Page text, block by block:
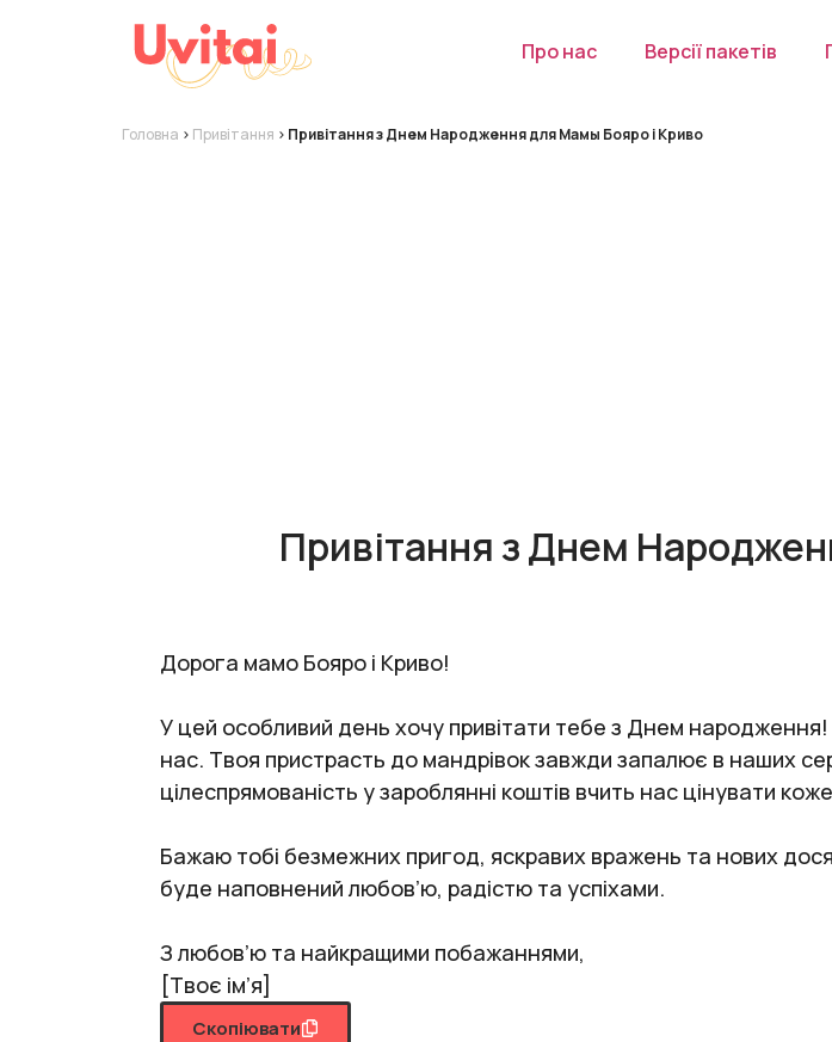
Про нас Версії пакетів
Головна > Привітання > Привітання з Днем Народження для Мамы Бояро і Криво
Привітання з Днем
Дорога мамо Бояро і Криво!
У цей особливий день хочу привітати тебе з Днем
нас. Твоя пристрасть до мандрівок завжди запалює в наших
цілеспрямованість у зароблянні коштів вчить нас цінувати
Бажаю тобі безмежних пригод, яскравих вражень та нових
буде наповнений любов’ю, радістю та успіхами.
З любов’ю та найкращими побажаннями,
[Твоє ім’я]
Скопіювати